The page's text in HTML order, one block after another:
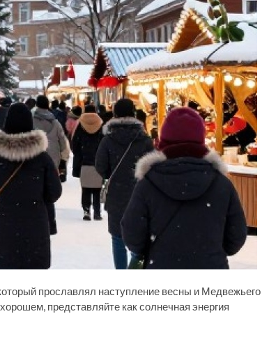
прославлял наступление весны и Медвежьего
представляйте как солнечная энергия